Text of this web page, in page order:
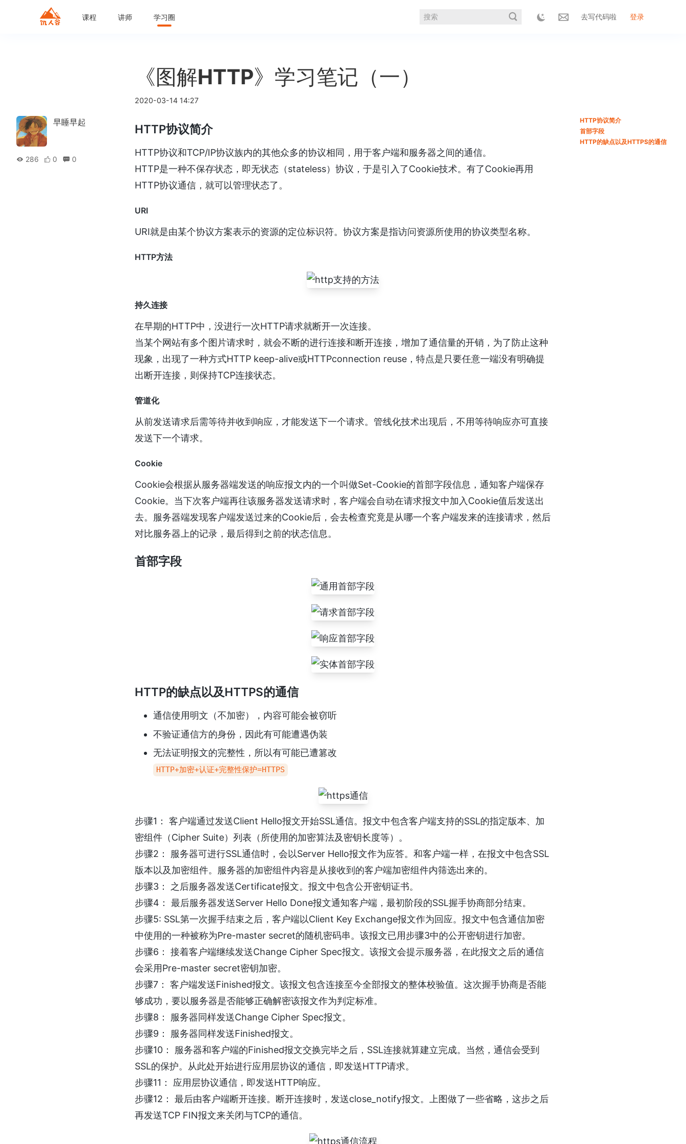
课程 讲师 学习圈 去写代码啦 登录
《图解HTTP》学习笔记（一）
2020-03-14 14:27
HTTP协议简介
HTTP协议和TCP/IP协议族内的其他众多的协议相同，用于客户端和服务器之间的通信。
HTTP是一种不保存状态，即无状态（stateless）协议，于是引入了Cookie技术。有了Cookie再用
HTTP协议通信，就可以管理状态了。
URI
URI就是由某个协议方案表示的资源的定位标识符。协议方案是指访问资源所使用的协议类型名称。
HTTP方法
持久连接
在早期的HTTP中，没进行一次HTTP请求就断开一次连接。
当某个网站有多个图片请求时，就会不断的进行连接和断开连接，增加了通信量的开销，为了防止这种
现象，出现了一种方式HTTP keep-alive或HTTPconnection reuse，特点是只要任意一端没有明确提
出断开连接，则保持TCP连接状态。
管道化
从前发送请求后需等待并收到响应，才能发送下一个请求。管线化技术出现后，不用等待响应亦可直接
发送下一个请求。
Cookie
Cookie会根据从服务器端发送的响应报文内的一个叫做Set-Cookie的首部字段信息，通知客户端保存
Cookie。当下次客户端再往该服务器发送请求时，客户端会自动在请求报文中加入Cookie值后发送出
去。服务器端发现客户端发送过来的Cookie后，会去检查究竟是从哪一个客户端发来的连接请求，然后
对比服务器上的记录，最后得到之前的状态信息。
首部字段
HTTP的缺点以及HTTPS的通信
通信使用明文（不加密），内容可能会被窃听
不验证通信方的身份，因此有可能遭遇伪装
无法证明报文的完整性，所以有可能已遭篡改
HTTP+加密+认证+完整性保护=HTTPS
步骤1： 客户端通过发送Client Hello报文开始SSL通信。报文中包含客户端支持的SSL的指定版本、加
密组件（Cipher Suite）列表（所使用的加密算法及密钥长度等）。
步骤2： 服务器可进行SSL通信时，会以Server Hello报文作为应答。和客户端一样，在报文中包含SSL
版本以及加密组件。服务器的加密组件内容是从接收到的客户端加密组件内筛选出来的。
步骤3： 之后服务器发送Certificate报文。报文中包含公开密钥证书。
步骤4： 最后服务器发送Server Hello Done报文通知客户端，最初阶段的SSL握手协商部分结束。
步骤5: SSL第一次握手结束之后，客户端以Client Key Exchange报文作为回应。报文中包含通信加密
中使用的一种被称为Pre-master secret的随机密码串。该报文已用步骤3中的公开密钥进行加密。
步骤6： 接着客户端继续发送Change Cipher Spec报文。该报文会提示服务器，在此报文之后的通信
会采用Pre-master secret密钥加密。
步骤7： 客户端发送Finished报文。该报文包含连接至今全部报文的整体校验值。这次握手协商是否能
够成功，要以服务器是否能够正确解密该报文作为判定标准。
步骤8： 服务器同样发送Change Cipher Spec报文。
步骤9： 服务器同样发送Finished报文。
步骤10： 服务器和客户端的Finished报文交换完毕之后，SSL连接就算建立完成。当然，通信会受到
SSL的保护。从此处开始进行应用层协议的通信，即发送HTTP请求。
步骤11： 应用层协议通信，即发送HTTP响应。
步骤12： 最后由客户端断开连接。断开连接时，发送close_notify报文。上图做了一些省略，这步之后
再发送TCP FIN报文来关闭与TCP的通信。
HTTP协议简介
首部字段
HTTP的缺点以及HTTPS的通信
早睡早起
286 0 0